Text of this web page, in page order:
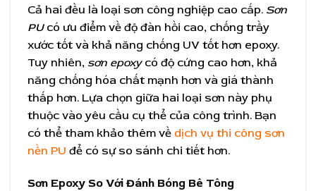
Cả hai đều là loại sơn công nghiệp cao cấp. Sơn
PUcó ưu điểm về độ đàn hồi cao, chống trầy
xước tốt và khả năng chống UV tốt hơn epoxy.
Tuy nhiên, sơn epoxycó độ cứng cao hơn, khả
năng chống hóa chất mạnh hơn và giá thành
thấp hơn. Lựa chọn giữa hai loại sơn này phụ
thuộc vào yêu cầu cụ thể của công trình. Bạn
có thể tham khảo thêm về dịch vụ thi công sơn
nền PU để có sự so sánh chi tiết hơn.
Sơn Epoxy So Với Đánh Bóng Bê Tông